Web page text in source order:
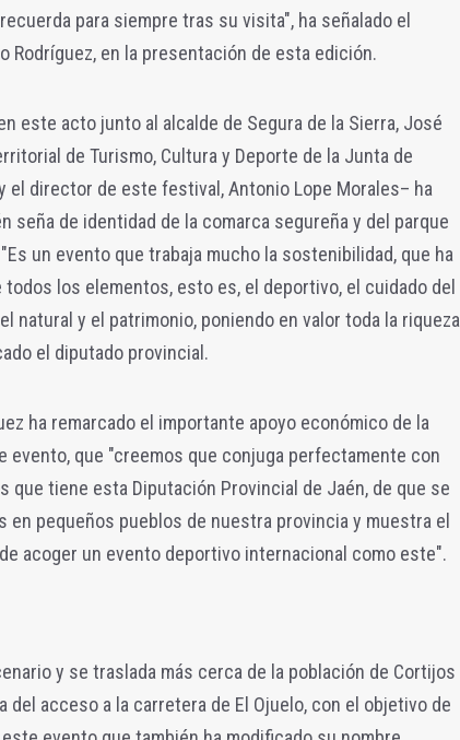
para siempre tras su visita", ha señalado el
Rodríguez, en la presentación de esta edición.
este acto junto al alcalde de Segura de la Sierra, José
de Turismo, Cultura y Deporte de la Junta de
el director de este festival, Antonio Lope Morales– ha
seña de identidad de la comarca segureña y del parque
un evento que trabaja mucho la sostenibilidad, que ha
los elementos, esto es, el deportivo, el cuidado del
natural y el patrimonio, poniendo en valor toda la riqueza
el diputado provincial.
ha remarcado el importante apoyo económico de la
evento, que "creemos que conjuga perfectamente con
que tiene esta Diputación Provincial de Jaén, de que se
en pequeños pueblos de nuestra provincia y muestra el
acoger un evento deportivo internacional como este".
y se traslada más cerca de la población de Cortijos
del acceso a la carretera de El Ojuelo, con el objetivo de